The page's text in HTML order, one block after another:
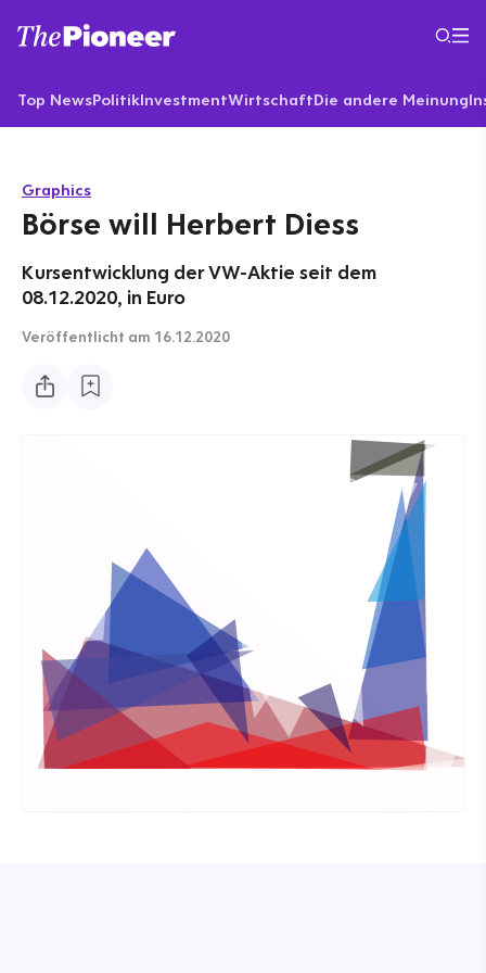
Top NewsPolitikInvestmentWirtschaftDie andere Meinung
Graphics
Börse will Herbert Diess
Kursentwicklung der VW-Aktie seit dem
08.12.2020, in Euro
Veröffentlicht am 16.12.2020